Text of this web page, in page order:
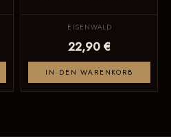
EISENWALD
22,90 €
IN DEN WARENKORB